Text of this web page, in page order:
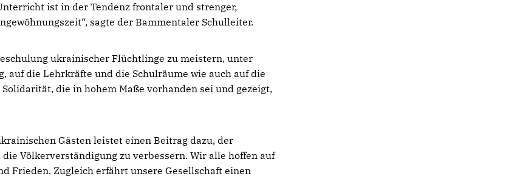
ist in der Tendenz frontaler und strenger,
sagte der Bammentaler Schulleiter.
ukrainischer Flüchtlinge zu meistern, unter
die Lehrkräfte und die Schulräume wie auch auf die
die in hohem Maße vorhanden sei und gezeigt,
Gästen leistet einen Beitrag dazu, der
Völkerverständigung zu verbessern. Wir alle hoffen auf
Frieden. Zugleich erfährt unsere Gesellschaft einen